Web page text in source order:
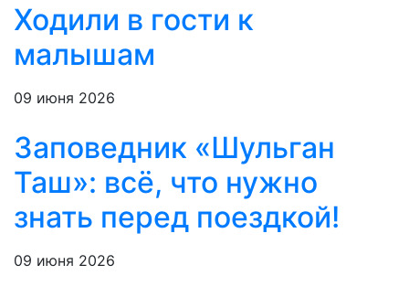
Ходили в гости к
малышам
09 июня 2026
Заповедник «Шульган
Таш»: всё, что нужно
знать перед поездкой!
09 июня 2026